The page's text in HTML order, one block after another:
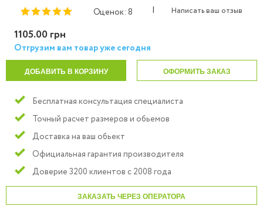
Оценок: 8 | Написать ваш отзыв
1105.00 грн
Отгрузим вам товар уже сегодня
ДОБАВИТЬ В КОРЗИНУ ОФОРМИТЬ ЗАКАЗ
Бесплатная консультация специалиста
Точный расчет размеров и обьемов
Доставка на ваш обьект
Официальная гарантия производителя
Доверие 3200 клиентов с 2008 года
ЗАКАЗАТЬ ЧЕРЕЗ ОПЕРАТОРА